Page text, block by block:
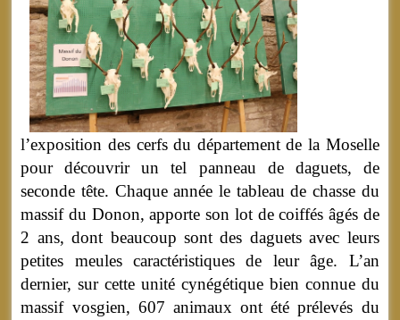
l’exposition des cerfs du département de la Moselle
pour découvrir un tel panneau de daguets, de
seconde tête. Chaque année le tableau de chasse du
massif du Donon, apporte son lot de coiffés âgés de
2 ans, dont beaucoup sont des daguets avec leurs
petites meules caractéristiques de leur âge. L’an
dernier, sur cette unité cynégétique bien connue du
massif vosgien, 607 animaux ont été prélevés du